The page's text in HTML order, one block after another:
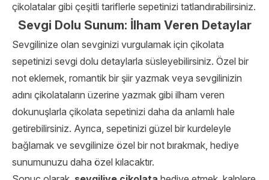
çikolatalar gibi çeşitli tariflerle sepetinizi tatlandırabilirsiniz.
Sevgi Dolu Sunum: İlham Veren Detaylar
Sevgilinize olan sevginizi vurgulamak için çikolata
sepetinizi sevgi dolu detaylarla süsleyebilirsiniz. Özel bir
not eklemek, romantik bir şiir yazmak veya sevgilinizin
adını çikolataların üzerine yazmak gibi ilham veren
dokunuşlarla çikolata sepetinizi daha da anlamlı hale
getirebilirsiniz. Ayrıca, sepetinizi güzel bir kurdeleyle
bağlamak ve sevgilinize özel bir not bırakmak, hediye
sunumunuzu daha özel kılacaktır.